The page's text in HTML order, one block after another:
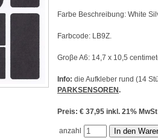
Farbe Beschreibung: White
Farbcode: LB9Z.
Groβe A6: 14,7 x 10,5
Info: die Aufkleber rund (14
PARKSENSOREN.
Preis: € 37,95 inkl. 21%
anzahl